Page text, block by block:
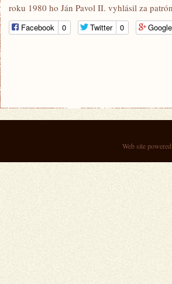
roku 1980 ho Ján Pavol II. vyhlásil za
Facebook 0 Twitter 0
Web site